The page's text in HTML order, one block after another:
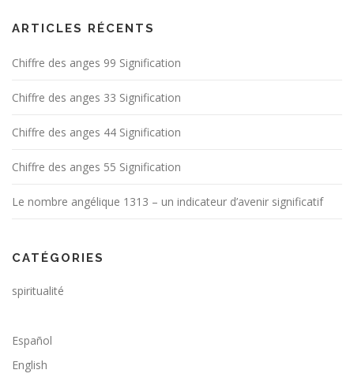
ARTICLES RÉCENTS
Chiffre des anges 99 Signification
Chiffre des anges 33 Signification
Chiffre des anges 44 Signification
Chiffre des anges 55 Signification
Le nombre angélique 1313 – un indicateur d’avenir significatif
CATÉGORIES
spiritualité
Español
English